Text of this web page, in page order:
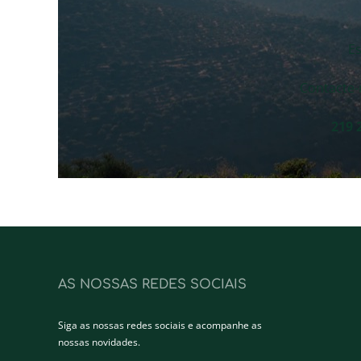
219
AS NOSSAS REDES SOCIAIS
Siga as nossas redes sociais e acompanhe as
nossas novidades.